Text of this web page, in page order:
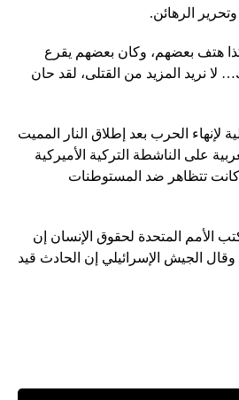
الرهائن.
هتف بعضهم، وكان بعضهم يقرع
لا نريد المزيد من القتلى، لقد حان
لإنهاء الحرب بعد إطلاق النار المميت
على الناشطة التركية الأميركية
كانت تتظاهر ضد المستوطنات
الأمم المتحدة لحقوق الإنسان إن
وقال الجيش الإسرائيلي إن الحادث قيد